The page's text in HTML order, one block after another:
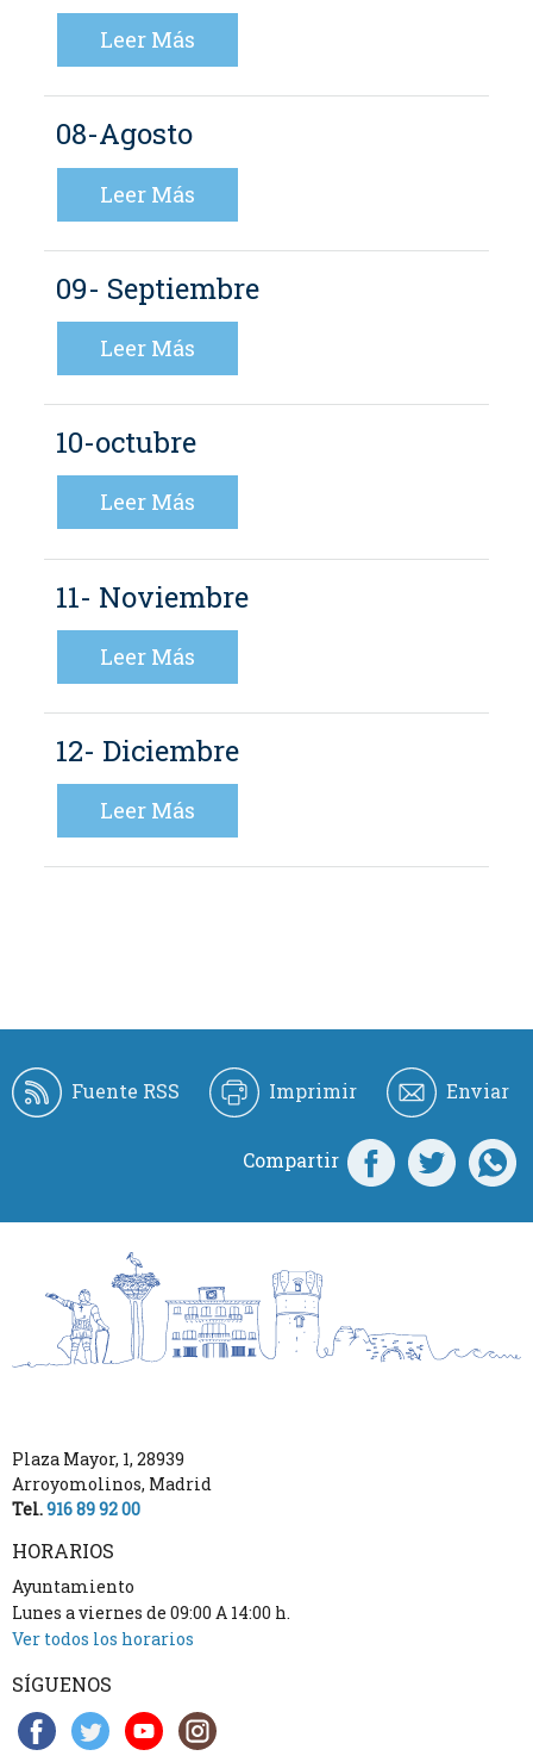
Leer Más
08-Agosto
Leer Más
09- Septiembre
Leer Más
10-octubre
Leer Más
11- Noviembre
Leer Más
12- Diciembre
Leer Más
Fuente RSS Imprimir Enviar
Compartir
Plaza Mayor, 1, 28939
Arroyomolinos, Madrid
Tel.916 89 92 00
HORARIOS
Ayuntamiento
Lunes a viernes de 09:00 A 14:00 h.
Ver todos los horarios
SÍGUENOS